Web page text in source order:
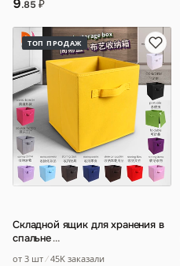
9.85 ₽
ТОП ПРОДАЖ
Складной ящик для хранения в
спальне…
от 3 шт 45K заказали